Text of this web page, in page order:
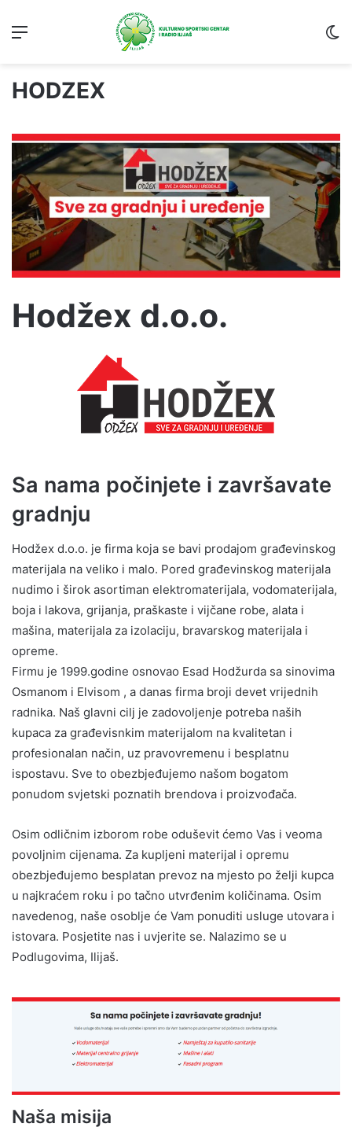
HODZEX
Hodžex d.o.o.
Sa nama počinjete i završavate
gradnju
Hodžex d.o.o. je firma koja se bavi prodajom građevinskog
materijala na veliko i malo. Pored građevinskog materijala
nudimo i širok asortiman elektromaterijala, vodomaterijala,
boja i lakova, grijanja, praškaste i vijčane robe, alata i
mašina, materijala za izolaciju, bravarskog materijala i
opreme.
Firmu je 1999.godine osnovao Esad Hodžurda sa sinovima
Osmanom i Elvisom , a danas firma broji devet vrijednih
radnika. Naš glavni cilj je zadovoljenje potreba naših
kupaca za građevisnkim materijalom na kvalitetan i
profesionalan način, uz pravovremenu i besplatnu
ispostavu. Sve to obezbjeđujemo našom bogatom
ponudom svjetski poznatih brendova i proizvođača.
Osim odličnim izborom robe oduševit ćemo Vas i veoma
povoljnim cijenama. Za kupljeni materijal i opremu
obezbjeđujemo besplatan prevoz na mjesto po želji kupca
u najkraćem roku i po tačno utvrđenim količinama. Osim
navedenog, naše osoblje će Vam ponuditi usluge utovara i
istovara. Posjetite nas i uvjerite se. Nalazimo se u
Podlugovima, Ilijaš.
Naša misija